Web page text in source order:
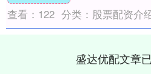
查看： 122 分类： 股票配资介
盛达优配文章